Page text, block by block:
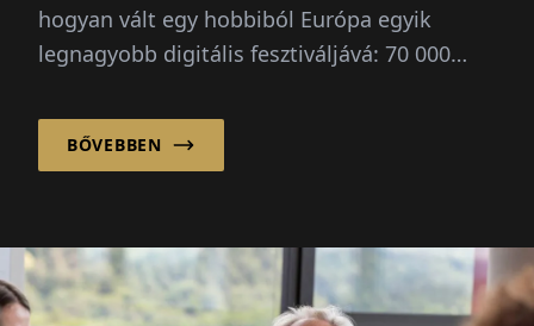
hogyan vált egy hobbiból Európa egyik
legnagyobb digitális fesztiváljává: 70 000
nagyszabású terv.
BŐVEBBEN